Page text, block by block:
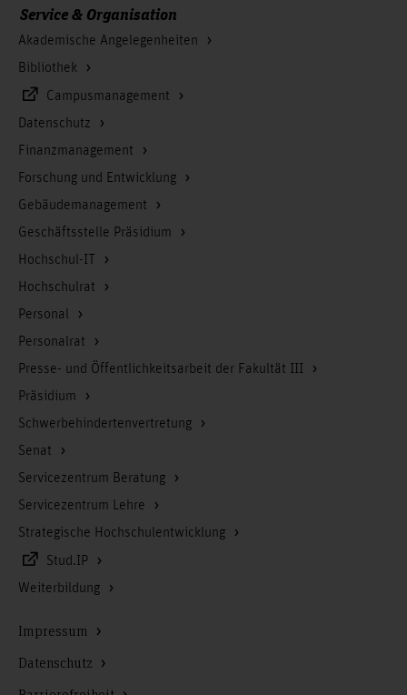
Service & Organisation
Akademische Angelegenheiten
Bibliothek
Campusmanagement
Datenschutz
Finanzmanagement
Forschung und Entwicklung
Gebäudemanagement
Geschäftsstelle Präsidium
Hochschul-IT
Hochschulrat
Personal
Personalrat
Presse- und Öffentlichkeitsarbeit der Fakultät III
Präsidium
Schwerbehindertenvertretung
Senat
Servicezentrum Beratung
Servicezentrum Lehre
Strategische Hochschulentwicklung
Stud.IP
Weiterbildung
Impressum
Datenschutz